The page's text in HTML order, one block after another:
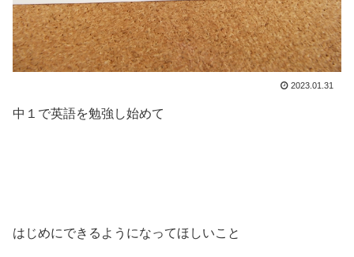
2023.01.31
中１で英語を勉強し始めて
はじめにできるようになってほしいこと